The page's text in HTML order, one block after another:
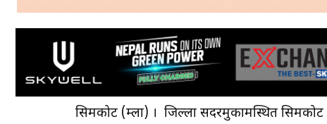
सिमकोट (हुम्ला) । जिल्ला सदरमुकामस्थित